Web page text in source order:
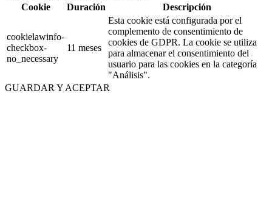
Cookie
Duración Descripción
cookielawinfo-
checkbox-
no_necessary
11 meses
Esta cookie está configurada por el
complemento de consentimiento de
cookies de GDPR. La cookie se utiliza
para almacenar el consentimiento del
usuario para las cookies en la categoría
"Análisis".
GUARDAR Y ACEPTAR